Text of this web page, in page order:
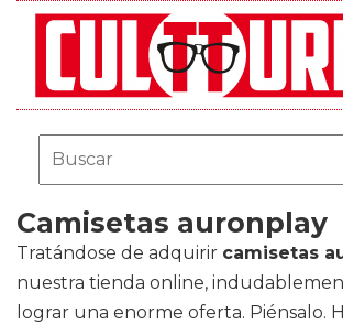
Camisetas auronplay
Tratándose de adquirir camisetas
nuestra tienda online,
lograr una enorme oferta. Piénsalo.